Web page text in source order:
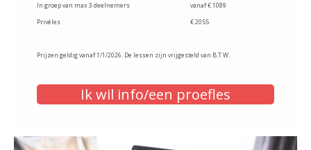
In groep van max 3 deelnemers
vanaf € 1089
Privéles
€ 2055
Prijzen geldig vanaf 1/1/2026. De lessen zijn vrijgesteld van B.T.W.
Ik wil info/een proefles